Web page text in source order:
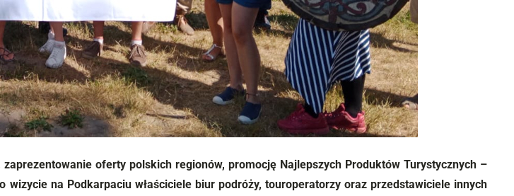
oferty polskich regionów, promocję Najlepszych Produktów Turystycznych –
na Podkarpaciu właściciele biur podróży, touroperatorzy oraz przedstawiciele innych